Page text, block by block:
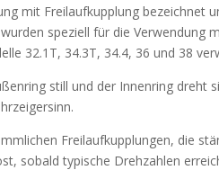
mit Freilaufkupplung bezeichnet
speziell für die Verwendung
32.1T, 34.3T, 34.4, 36 und 38
still und der Innenring dreht
Freilaufkupplungen, die
sobald typische Drehzahlen